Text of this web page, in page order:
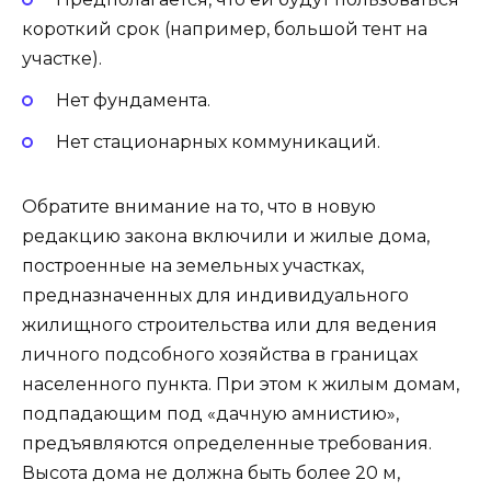
короткий срок (например, большой тент на
участке).
Нет фундамента.
Нет стационарных коммуникаций.
Обратите внимание на то, что в новую
редакцию закона включили и жилые дома,
построенные на земельных участках,
предназначенных для индивидуального
жилищного строительства или для ведения
личного подсобного хозяйства в границах
населенного пункта. При этом к жилым домам,
подпадающим под «дачную амнистию»,
предъявляются определенные требования.
Высота дома не должна быть более 20 м,